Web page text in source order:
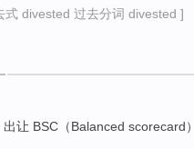
divested 过去分词 divested ]
出让 BSC（Balanced scorecard